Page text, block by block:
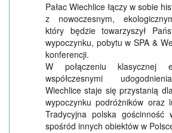
Pałac Wiechlice łączy w sobie
z nowoczesnym,
który będzie towarzyszył
wypoczynku, pobytu w SPA &
konferencji.
W połączeniu klasycznej
współczesnymi
Wiechlice staje się przystanią
wypoczynku podróżników oraz
Tradycyjna polska gościnność
spośród innych obiektów w